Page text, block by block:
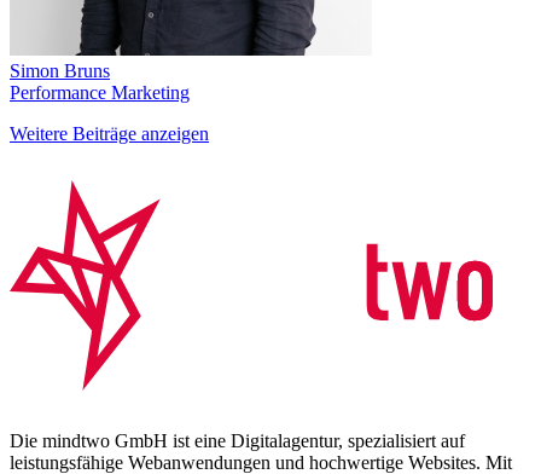
Simon Bruns
Performance Marketing
Weitere Beiträge anzeigen
Die mindtwo GmbH ist eine Digitalagentur, spezialisiert auf
leistungsfähige Webanwendungen und hochwertige Websites. Mit